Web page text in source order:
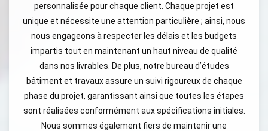
personnalisée pour chaque client. Chaque projet est
unique et nécessite une attention particulière ; ainsi, nous
nous engageons à respecter les délais et les budgets
impartis tout en maintenant un haut niveau de qualité
dans nos livrables. De plus, notre bureau d’études
bâtiment et travaux assure un suivi rigoureux de chaque
phase du projet, garantissant ainsi que toutes les étapes
sont réalisées conformément aux spécifications initiales.
Nous sommes également fiers de maintenir une